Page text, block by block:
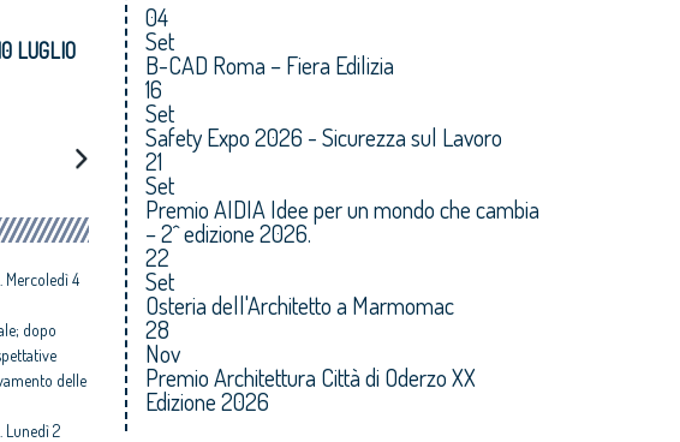
LUGLIO
Mercoledì 4
dopo
delle
Lunedì 2
04
Set
B-CAD Roma – Fiera Edilizia
16
Set
Safety Expo 2026 - Sicurezza sul Lavoro
21
Set
Premio AIDIA Idee per un mondo che cambia
– 2^ edizione 2026.
22
Set
Osteria dell'Architetto a Marmomac
28
Nov
Premio Architettura Città di Oderzo XX
Edizione 2026